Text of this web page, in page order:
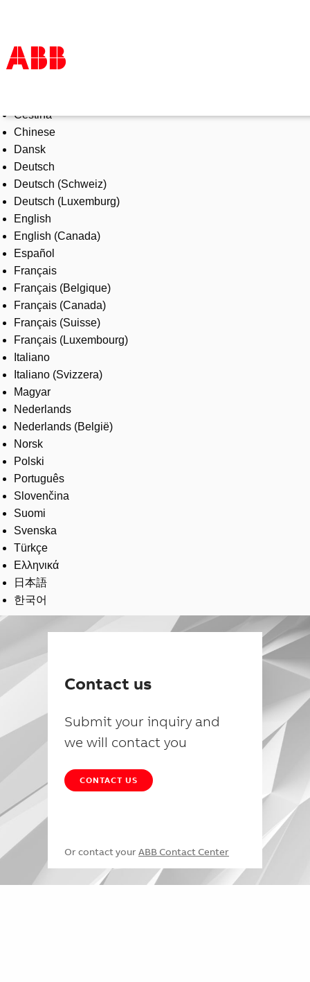
Products & Solutions
Industries
Services
About us
Where to buy
Contact us
Careers
Čeština
Chinese
Dansk
Deutsch
Deutsch (Schweiz)
Deutsch (Luxemburg)
English
English (Canada)
Español
Français
Français (Belgique)
Français (Canada)
Français (Suisse)
Français (Luxembourg)
Italiano
Italiano (Svizzera)
Magyar
Nederlands
Nederlands (België)
Norsk
Polski
Português
Slovenčina
Suomi
Svenska
Türkçe
Ελληνικά
日本語
한국어
Contact us
Submit your inquiry and
we will contact you
CONTACT US
Or contact your ABB Contact Center